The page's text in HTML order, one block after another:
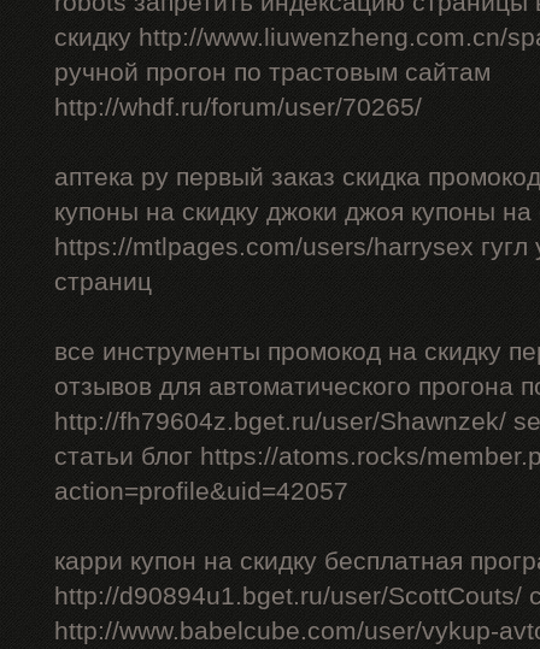
скидку http://www.liuwenzheng.com.cn/
ручной прогон по трастовым сайтам
http://whdf.ru/forum/user/70265/
аптека ру первый заказ скидка
купоны на скидку джоки джоя купоны на
https://mtlpages.com/users/harrysex гугл
страниц
все инструменты промокод на скидку
отзывов для автоматического прогона
http://fh79604z.bget.ru/user/Shawnzek/
статьи блог https://atoms.rocks/
action=profile&uid=42057
карри купон на скидку бесплатная
http://d90894u1.bget.ru/user/ScottCouts/
http://www.babelcube.com/user/vykup-